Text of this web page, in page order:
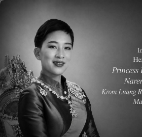
ข้ามไปยังเนื้อหาหลัก
🌐 ประเทศไทย
FAQsการรับเข้าศึกษา กีฬา
ด้านการศึกษา
ศิลปะการแสดง